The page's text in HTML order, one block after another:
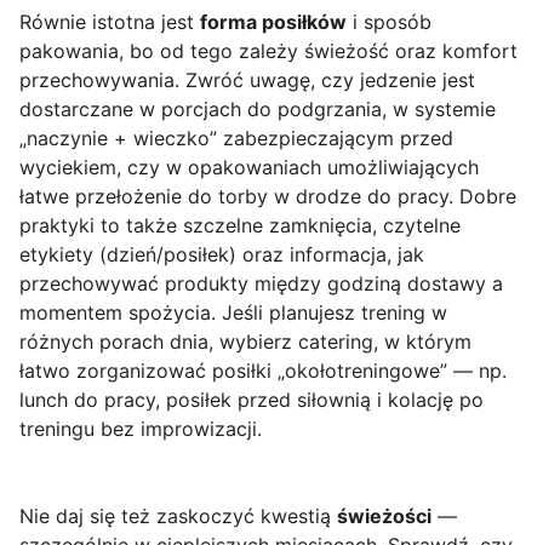
Równie istotna jest forma posiłków i sposób
pakowania, bo od tego zależy świeżość oraz komfort
przechowywania. Zwróć uwagę, czy jedzenie jest
dostarczane w porcjach do podgrzania, w systemie
„naczynie + wieczko” zabezpieczającym przed
wyciekiem, czy w opakowaniach umożliwiających
łatwe przełożenie do torby w drodze do pracy. Dobre
praktyki to także szczelne zamknięcia, czytelne
etykiety (dzień/posiłek) oraz informacja, jak
przechowywać produkty między godziną dostawy a
momentem spożycia. Jeśli planujesz trening w
różnych porach dnia, wybierz catering, w którym
łatwo zorganizować posiłki „okołotreningowe” — np.
lunch do pracy, posiłek przed siłownią i kolację po
treningu bez improwizacji.
Nie daj się też zaskoczyć kwestią świeżości —